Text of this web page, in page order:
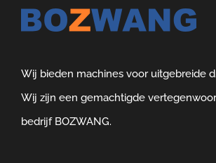
Wij bieden machines voor uitgebreide
Wij zijn een gemachtigde
bedrijf BOZWANG.